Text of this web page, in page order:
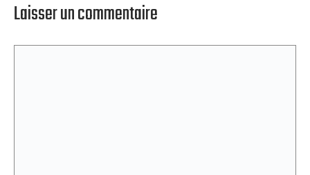
Laisser un commentaire